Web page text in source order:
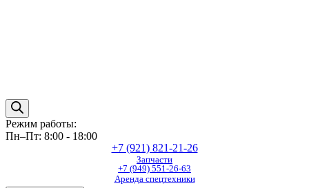
Режим работы:
Пн–Пт: 8:00 - 18:00
+7 (921) 821-21-26
Запчасти
+7 (949) 551-26-63
Аренда спецтехники